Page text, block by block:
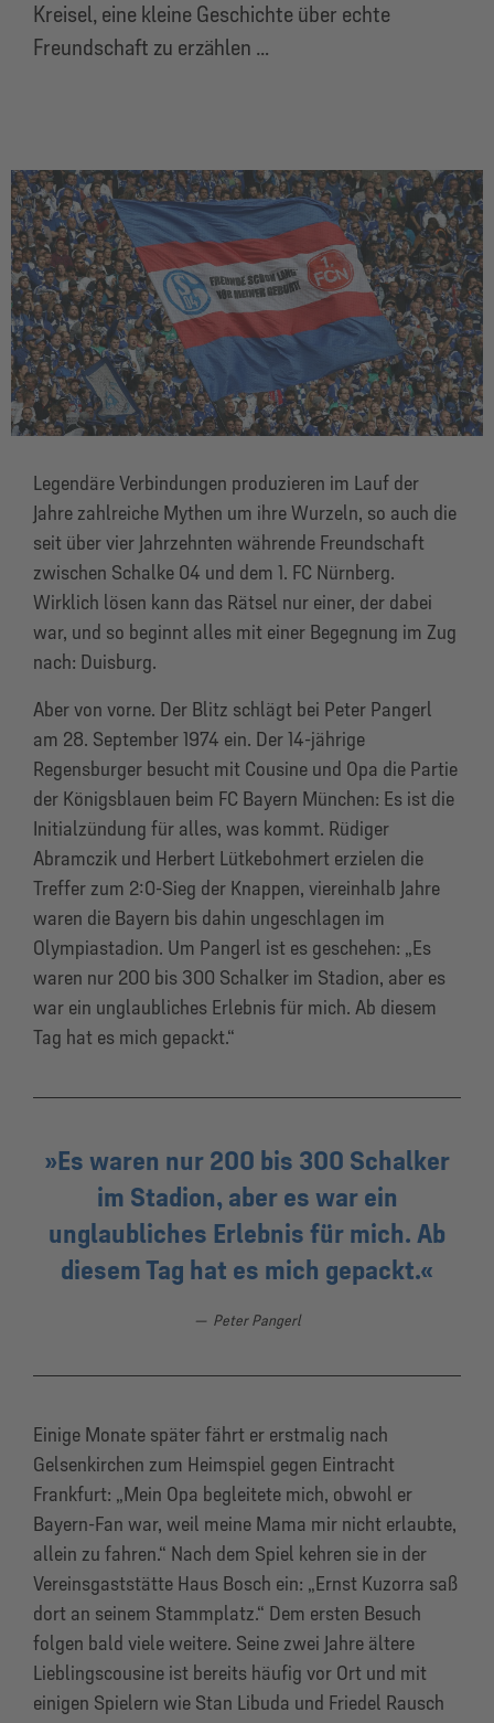
Kreisel, eine kleine Geschichte über echte
Freundschaft zu erzählen …
Legendäre Verbindungen produzieren im Lauf der
Jahre zahlreiche Mythen um ihre Wurzeln, so auch die
seit über vier Jahrzehnten währende Freundschaft
zwischen Schalke 04 und dem 1. FC Nürnberg.
Wirklich lösen kann das Rätsel nur einer, der dabei
war, und so beginnt alles mit einer Begegnung im Zug
nach: Duisburg.
Aber von vorne. Der Blitz schlägt bei Peter Pangerl
am 28. September 1974 ein. Der 14-jährige
Regensburger besucht mit Cousine und Opa die Partie
der Königsblauen beim FC Bayern München: Es ist die
Initialzündung für alles, was kommt. Rüdiger
Abramczik und Herbert Lütkebohmert erzielen die
Treffer zum 2:0-Sieg der Knappen, viereinhalb Jahre
waren die Bayern bis dahin ungeschlagen im
Olympiastadion. Um Pangerl ist es geschehen: „Es
waren nur 200 bis 300 Schalker im Stadion, aber es
war ein unglaubliches Erlebnis für mich. Ab diesem
Tag hat es mich gepackt.“
Es waren nur 200 bis 300 Schalker
im Stadion, aber es war ein
unglaubliches Erlebnis für mich. Ab
diesem Tag hat es mich gepackt.
Peter Pangerl
Einige Monate später fährt er erstmalig nach
Gelsenkirchen zum Heimspiel gegen Eintracht
Frankfurt: „Mein Opa begleitete mich, obwohl er
Bayern-Fan war, weil meine Mama mir nicht erlaubte,
allein zu fahren.“ Nach dem Spiel kehren sie in der
Vereinsgaststätte Haus Bosch ein: „Ernst Kuzorra saß
dort an seinem Stammplatz.“ Dem ersten Besuch
folgen bald viele weitere. Seine zwei Jahre ältere
Lieblingscousine ist bereits häufig vor Ort und mit
einigen Spielern wie Stan Libuda und Friedel Rausch